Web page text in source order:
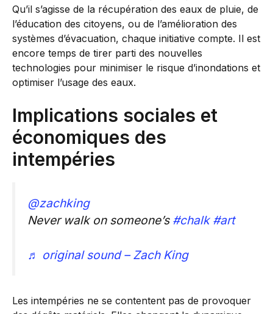
Qu’il s’agisse de la récupération des eaux de pluie, de
l’éducation des citoyens, ou de l’amélioration des
systèmes d’évacuation, chaque initiative compte. Il est
encore temps de tirer parti des nouvelles
technologies pour minimiser le risque d’inondations et
optimiser l’usage des eaux.
Implications sociales et
économiques des
intempéries
@zachking
Never walk on someone’s #chalk #art
♬ original sound – Zach King
Les intempéries ne se contentent pas de provoquer